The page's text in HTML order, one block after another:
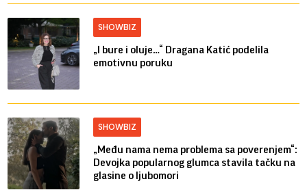
SHOWBIZ
„I bure i oluje…“ Dragana Katić podelila
emotivnu poruku
SHOWBIZ
„Među nama nema problema sa poverenjem“:
Devojka popularnog glumca stavila tačku na
glasine o ljubomori